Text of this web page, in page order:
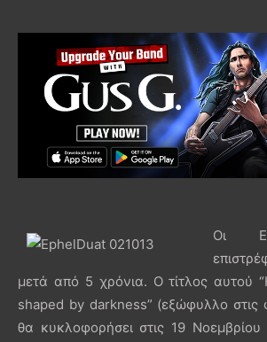
Οι
μετά από 5 χρόνια. Ο τίτλος αυτού
shaped by darkness” (εξώφυλλο στις
θα κυκλοφορήσει στις 19